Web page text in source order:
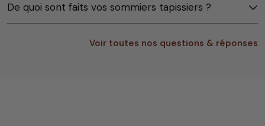
De quoi sont faits vos sommiers tapissiers ?
Voir toutes nos questions & réponses